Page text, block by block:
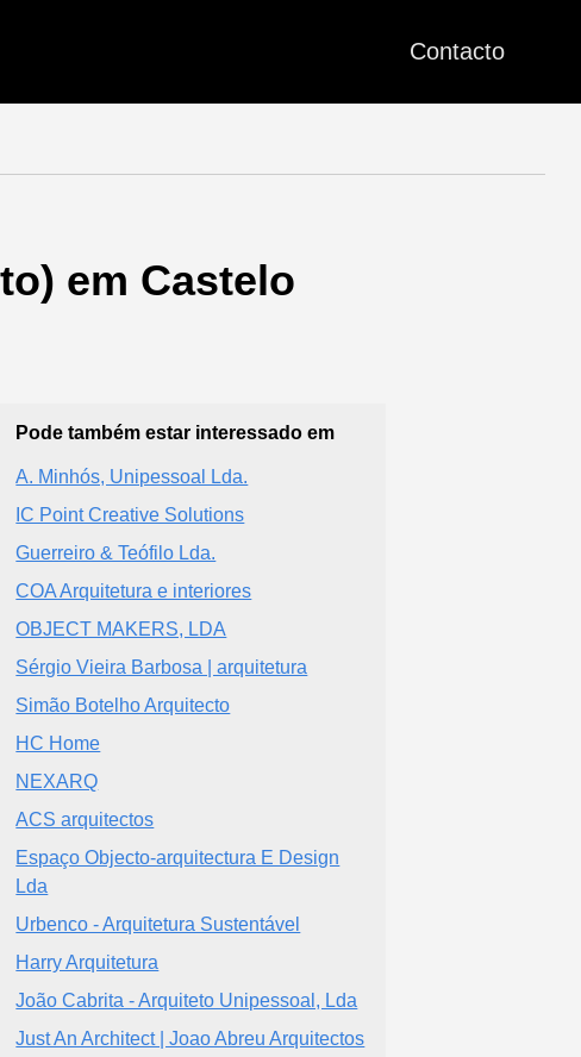
Contacto
em Castelo
Pode também estar interessado em
A. Minhós, Unipessoal Lda.
IC Point Creative Solutions
Guerreiro & Teófilo Lda.
COA Arquitetura e interiores
OBJECT MAKERS, LDA
Sérgio Vieira Barbosa | arquitetura
Simão Botelho Arquitecto
HC Home
NEXARQ
ACS arquitectos
Espaço Objecto-arquitectura E Design
Lda
Urbenco - Arquitetura Sustentável
Harry Arquitetura
João Cabrita - Arquiteto Unipessoal, Lda
Just An Architect | Joao Abreu Arquitectos